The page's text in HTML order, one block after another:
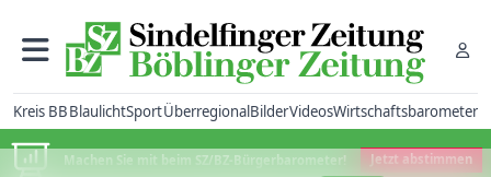
Kreis BBBlaulichtSportÜberregionalBilderVideosWirtschaftsbarometer
Machen Sie mit beim SZ/BZ-Bürgerbarometer! Jetzt abstimmen